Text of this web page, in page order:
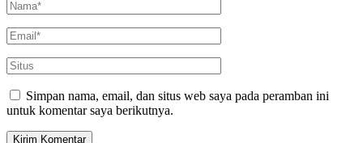
Simpan nama, email, dan situs web saya pada peramban ini
untuk komentar saya berikutnya.